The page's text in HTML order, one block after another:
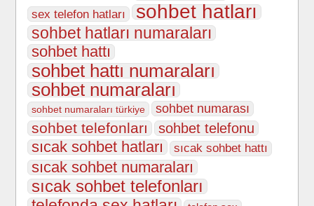
sex telefon hatları sohbet hatları
sohbet hatları numaraları
sohbet hattı
sohbet hattı numaraları
sohbet numaraları
sohbet numaraları türkiye sohbet numarası
sohbet telefonları sohbet telefonu
sıcak sohbet hatları sıcak sohbet hattı
sıcak sohbet numaraları
sıcak sohbet telefonları